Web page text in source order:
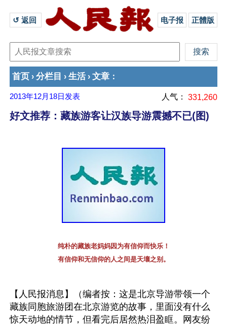
↺ 返回 电子报 正體版
首页 › 分栏目 › 生活 › 文章 ：
2013年12月18日 发表 人气： 331,260
好文推荐：藏族游客让汉族导游震撼不已(图)
纯朴的藏族老妈妈因为有信仰而快乐！
有信仰和无信仰的人之间是天壤之别。
【人民报消息】（编者按：这是北京导游带领一个
藏族同胞旅游团在北京游览的故事，里面没有什么
惊天动地的情节，但看完后居然热泪盈眶。网友纷